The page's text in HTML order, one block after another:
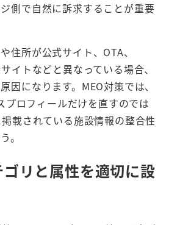
側で自然に訴求することが重要
住所が公式サイト、OTA、
イトなどと異なっている場合、
因になります。MEO対策では、
プロフィールだけを直すのでは
載されている施設情報の整合性
。
リと属性を適切に設